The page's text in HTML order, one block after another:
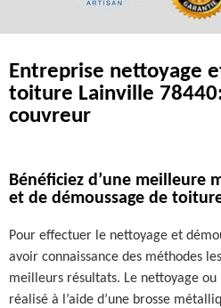
Entreprise nettoyage
toiture Lainville
couvreur
Bénéficiez d’une meilleure
et de démoussage de
Pour effectuer le nettoyage et
avoir connaissance des méthodes
meilleurs résultats. Le nettoyage
réalisé à l’aide d’une brosse